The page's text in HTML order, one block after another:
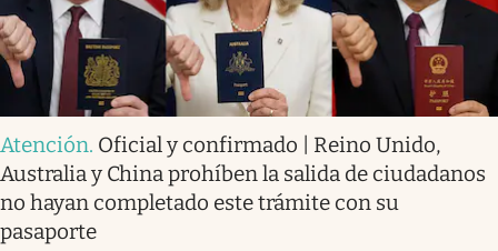
Atención. Oficial y confirmado | Reino Unido,
Australia y China prohíben la salida de ciudadanos
no hayan completado este trámite con su
pasaporte